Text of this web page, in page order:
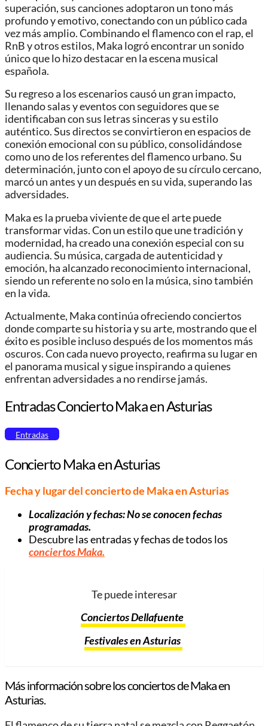
superación, sus canciones adoptaron un tono más
profundo y emotivo, conectando con un público cada
vez más amplio. Combinando el flamenco con el rap, el
RnB y otros estilos, Maka logró encontrar un sonido
único que lo hizo destacar en la escena musical
española.
Su regreso a los escenarios causó un gran impacto,
llenando salas y eventos con seguidores que se
identificaban con sus letras sinceras y su estilo
auténtico. Sus directos se convirtieron en espacios de
conexión emocional con su público, consolidándose
como uno de los referentes del flamenco urbano. Su
determinación, junto con el apoyo de su círculo cercano,
marcó un antes y un después en su vida, superando las
adversidades.
Maka es la prueba viviente de que el arte puede
transformar vidas. Con un estilo que une tradición y
modernidad, ha creado una conexión especial con su
audiencia. Su música, cargada de autenticidad y
emoción, ha alcanzado reconocimiento internacional,
siendo un referente no solo en la música, sino también
en la vida.
Actualmente, Maka continúa ofreciendo conciertos
donde comparte su historia y su arte, mostrando que el
éxito es posible incluso después de los momentos más
oscuros. Con cada nuevo proyecto, reafirma su lugar en
el panorama musical y sigue inspirando a quienes
enfrentan adversidades a no rendirse jamás.
Entradas Concierto Maka en Asturias
Entradas
Concierto Maka en Asturias
Fecha y lugar del concierto de Maka en Asturias
Localización y fechas: No se conocen fechas
programadas.
Descubre las entradas y fechas de todos los
conciertos Maka.
Te puede interesar
Conciertos Dellafuente
Festivales en Asturias
Más información sobre los conciertos de Maka en
Asturias.